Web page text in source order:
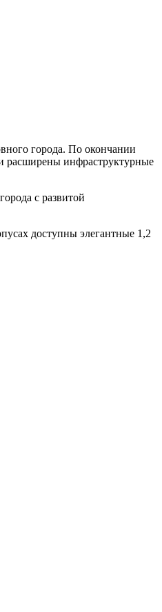
города. По окончании
расширены инфраструктурные
с развитой
доступны элегантные 1,2